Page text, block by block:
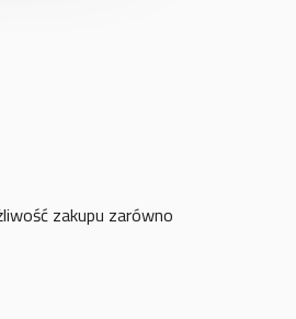
zakupu zarówno